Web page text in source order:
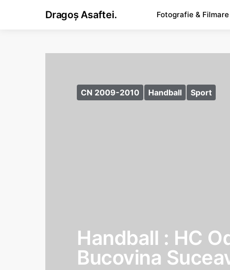
Dragoș Asaftei. Fotografie &
CN 2009-2010 Handball Sport
Handball : HC
Bucovina